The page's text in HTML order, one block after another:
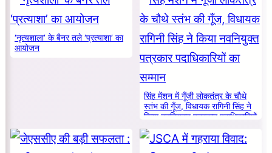
‘नृत्यशाला’ के बैनर तले ‘प्रत्याशा’ का
आयोजन
सिंह मेंशन में गूँजी लोकतंत्र के चौथे
स्तंभ की गूँज, विधायक रागिनी सिंह ने
किया नवनियुक्त पत्रकार पदाधिकारियों
का सम्मान